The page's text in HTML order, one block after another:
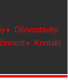
Dřevostavby
Kontakt